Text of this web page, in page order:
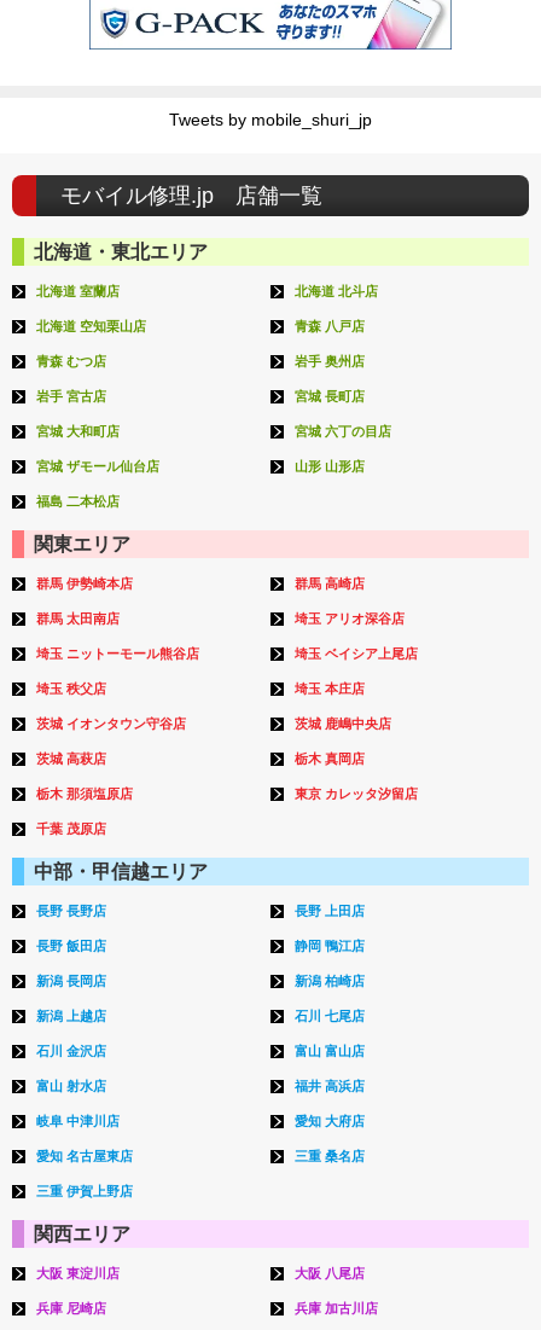
Tweets by mobile_shuri_jp
モバイル修理.jp 店舗一覧
北海道・東北エリア
北海道 室蘭店 北海道 北斗店
北海道 空知栗山店 青森 八戸店
青森 むつ店 岩手 奥州店
岩手 宮古店 宮城 長町店
宮城 大和町店 宮城 六丁の目店
宮城 ザモール仙台店 山形 山形店
福島 二本松店
関東エリア
群馬 伊勢崎本店 群馬 高崎店
群馬 太田南店 埼玉 アリオ深谷店
埼玉 ニットーモール熊谷店 埼玉 ベイシア上尾店
埼玉 秩父店 埼玉 本庄店
茨城 イオンタウン守谷店 茨城 鹿嶋中央店
茨城 高萩店 栃木 真岡店
栃木 那須塩原店 東京 カレッタ汐留店
千葉 茂原店
中部・甲信越エリア
長野 長野店 長野 上田店
長野 飯田店 静岡 鴨江店
新潟 長岡店 新潟 柏崎店
新潟 上越店 石川 七尾店
石川 金沢店 富山 富山店
富山 射水店 福井 高浜店
岐阜 中津川店 愛知 大府店
愛知 名古屋東店 三重 桑名店
三重 伊賀上野店
関西エリア
大阪 東淀川店 大阪 八尾店
兵庫 尼崎店 兵庫 加古川店